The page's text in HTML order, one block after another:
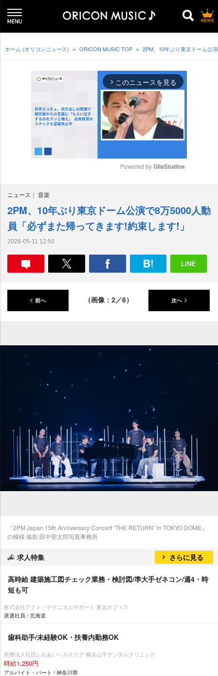
ホーム (オリコンニュース) ORICON MUSIC TOP 2PM、10年ぶり東京ドーム公
arrow_forward_ios このニュースを見る
e
Powered by GliaStudios
ニュース 音楽
2PM、10年ぶり東京ドーム公演で8万5000人動
員「必ずまた帰ってきます!約束します!」
2026-05-11 12:50
前へ （画像：2／6） 次へ
『2PM Japan 15th Anniversary Concert “THE RETURN” in TOKYO DOME』
の模様 撮影:田中聖太郎写真事務所
求人特集 さらに見る
高時給 建築施工図チェック業務・検討図/準大手ゼネコン/週4・時
短も可
株式会社アクト・テクニカルサポート 東北オフィス
派遣社員 / 北海道
歯科助手/未経験OK・扶養内勤務OK
医療法人社団ふれあいヘルスケア 横浜山手デンタルクリニック
時給1,250円
アルバイト・パート / 神奈川県